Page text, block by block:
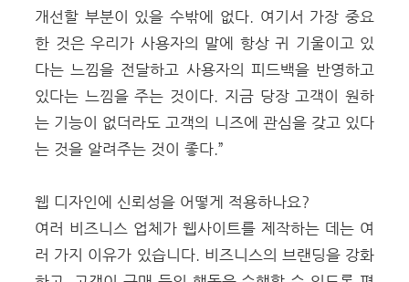
개선할 부분이 있을 수밖에 없다. 여기서 가장 중요
한 것은 우리가 사용자의 말에 항상 귀 기울이고 있
다는 느낌을 전달하고 사용자의 피드백을 반영하고
있다는 느낌을 주는 것이다. 지금 당장 고객이 원하
는 기능이 없더라도 고객의 니즈에 관심을 갖고 있다
는 것을 알려주는 것이 좋다.”
웹 디자인에 신뢰성을 어떻게 적용하나요?
여러 비즈니스 업체가 웹사이트를 제작하는 데는 여
러 가지 이유가 있습니다. 비즈니스의 브랜딩을 강화